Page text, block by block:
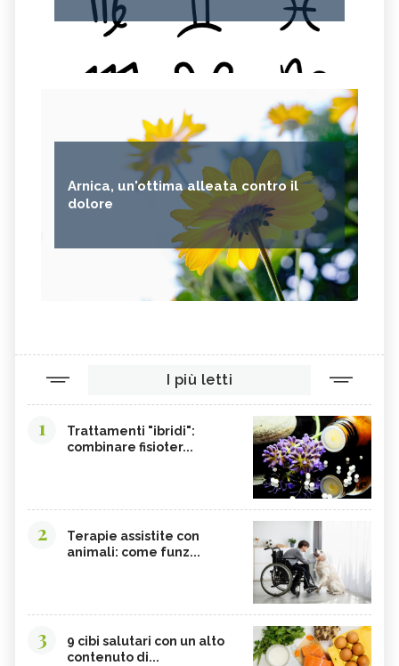
Arnica, un'ottima alleata contro il
dolore
I più letti
1
Trattamenti "ibridi":
combinare fisioter...
2
Terapie assistite con
animali: come funz...
3
9 cibi salutari con un alto
contenuto di...